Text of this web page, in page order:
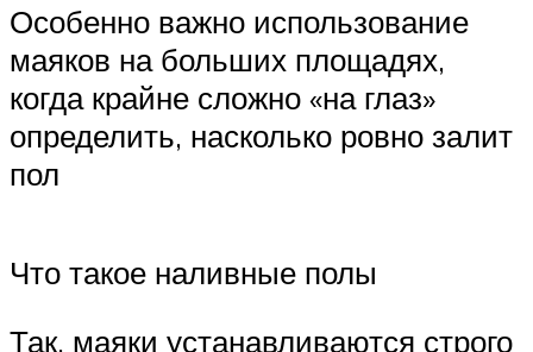
Особенно важно использование
маяков на больших площадях,
когда крайне сложно «на глаз»
определить, насколько ровно залит
пол
Что такое наливные полы
Так, маяки устанавливаются строго